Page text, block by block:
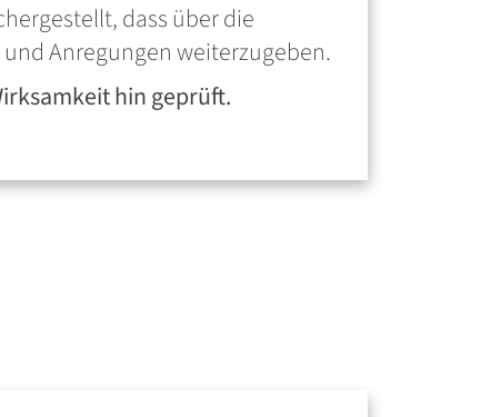
dass über die
Anregungen weiterzugeben.
hin geprüft.